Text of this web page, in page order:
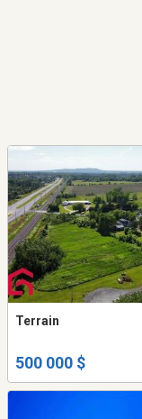
Terrain
500 000 $